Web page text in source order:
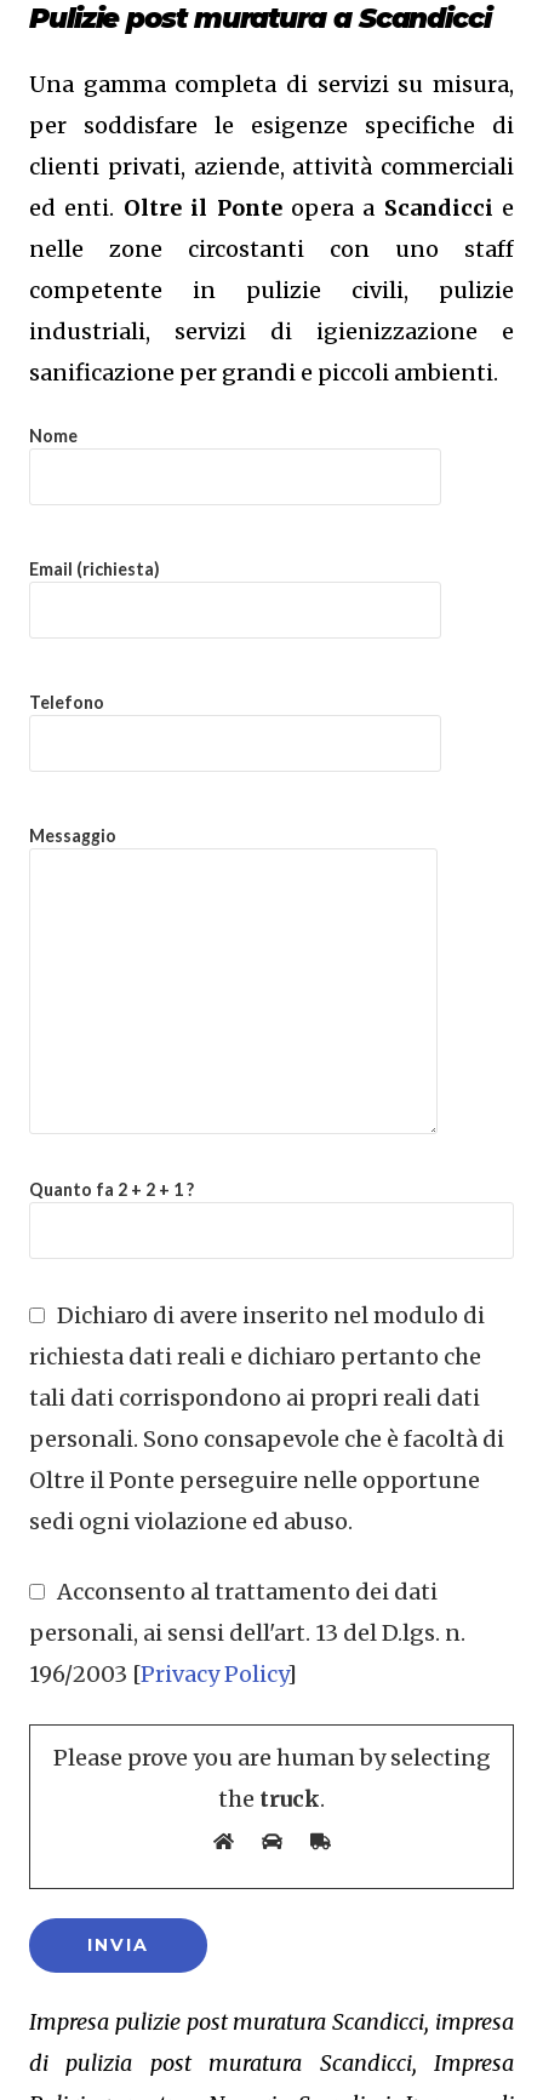
Pulizie post muratura a Scandicci
Una gamma completa di servizi su misura,
per soddisfare le esigenze specifiche di
clienti privati, aziende, attività commerciali
ed enti. Oltre il Ponteopera a Scandicci e
nelle zone circostanti con uno staff
competente in pulizie civili, pulizie
industriali, servizi di igienizzazione e
sanificazione per grandi e piccoli ambienti.
Nome
Email (richiesta)
Telefono
Messaggio
Quanto fa 2 + 2 + 1 ?
Dichiaro di avere inserito nel modulo di
richiesta dati reali e dichiaro pertanto che
tali dati corrispondono ai propri reali dati
personali. Sono consapevole che è facoltà di
Oltre il Ponte perseguire nelle opportune
sedi ogni violazione ed abuso.
Acconsento al trattamento dei dati
personali, ai sensi dell'art. 13 del D.lgs. n.
196/2003 [Privacy Policy]
Please prove you are human by selecting
the truck.
Impresa pulizie post muratura Scandicci, impresa
di pulizia post muratura Scandicci, Impresa